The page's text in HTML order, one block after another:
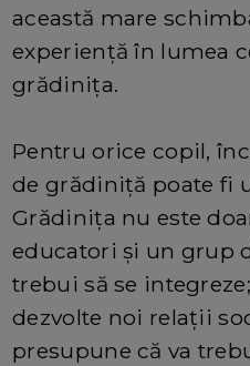
această mare
experiență în lumea
grădinița.
Pentru orice copil,
de grădiniță poate fi
Grădinița nu este
educatori și un grup
trebui să se
dezvolte noi relații
presupune că va